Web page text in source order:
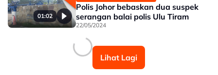
01:02
Polis Johor bebaskan dua suspek
serangan balai polis Ulu Tiram
22/05/2024
Lihat Lagi